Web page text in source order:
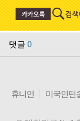
댓글 0
휴니언 미국인턴